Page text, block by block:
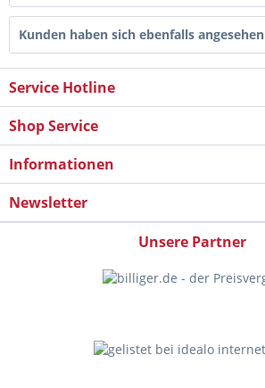
Kunden haben sich ebenfalls angesehen
Service Hotline
Shop Service
Informationen
Newsletter
Unsere Partner